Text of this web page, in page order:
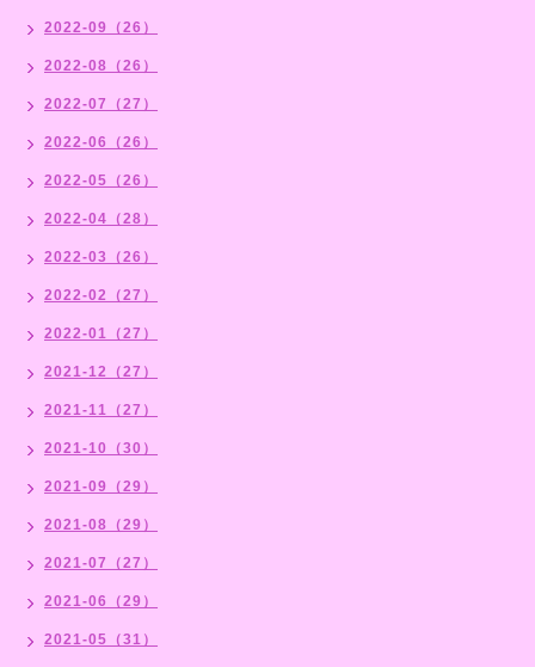
2022-09（26）
2022-08（26）
2022-07（27）
2022-06（26）
2022-05（26）
2022-04（28）
2022-03（26）
2022-02（27）
2022-01（27）
2021-12（27）
2021-11（27）
2021-10（30）
2021-09（29）
2021-08（29）
2021-07（27）
2021-06（29）
2021-05（31）